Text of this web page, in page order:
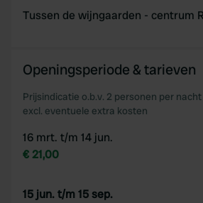
Tussen de wijngaarden - centrum
Openingsperiode & tarieven
Prijsindicatie o.b.v. 2 personen per
excl. eventuele extra kosten
16 mrt. t/m 14 jun.
€ 21,00
15 jun. t/m 15 sep.